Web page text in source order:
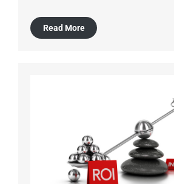
Read More